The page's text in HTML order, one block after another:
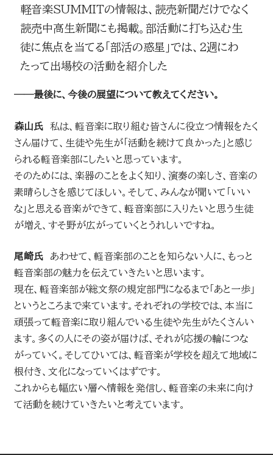
軽音楽SUMMITの情報は、読売新聞だけでなく
読売中高生新聞にも掲載。部活動に打ち込む生
徒に焦点を当てる「部活の惑星」では、２週にわ
たって出場校の活動を紹介した
──最後に、今後の展望について教えてください。
森山氏私は、軽音楽に取り組む皆さんに役立つ情報をたく
さん届けて、生徒や先生が「活動を続けて良かった」と感じ
られる軽音楽部にしたいと思っています。
そのためには、楽器のことをよく知り、演奏の楽しさ、音楽の
素晴らしさを感じてほしい。そして、みんなが聞いて「いい
な」と思える音楽ができて、軽音楽部に入りたいと思う生徒
が増え、すそ野が広がっていくとうれしいですね。
尾崎氏あわせて、軽音楽部のことを知らない人に、もっと
軽音楽部の魅力を伝えていきたいと思います。
現在、軽音楽部が総文祭の規定部門になるまで「あと一歩」
というところまで来ています。それぞれの学校では、本当に
頑張って軽音楽に取り組んでいる生徒や先生がたくさんい
ます。多くの人にその姿が届けば、それが応援の輪につな
がっていく。そしてひいては、軽音楽が学校を超えて地域に
根付き、文化になっていくはずです。
これからも幅広い層へ情報を発信し、軽音楽の未来に向け
て活動を続けていきたいと考えています。